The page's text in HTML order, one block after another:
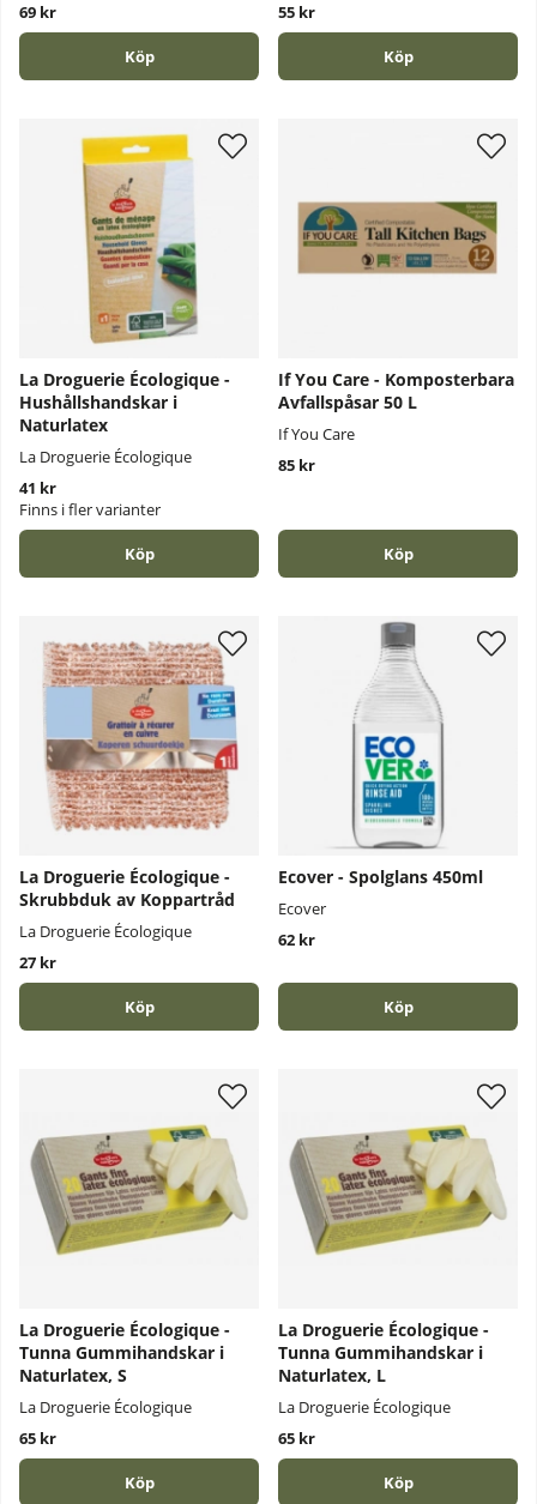
69 kr
Köp
55 kr
Köp
La Droguerie Écologique -
Hushållshandskar i
Naturlatex
La Droguerie Écologique
41 kr
Finns i fler varianter
Köp
If You Care - Komposterbara
Avfallspåsar 50 L
If You Care
85 kr
Köp
La Droguerie Écologique -
Skrubbduk av Koppartråd
La Droguerie Écologique
27 kr
Köp
Ecover - Spolglans 450ml
Ecover
62 kr
Köp
La Droguerie Écologique -
Tunna Gummihandskar i
Naturlatex, S
La Droguerie Écologique
65 kr
Köp
La Droguerie Écologique -
Tunna Gummihandskar i
Naturlatex, L
La Droguerie Écologique
65 kr
Köp